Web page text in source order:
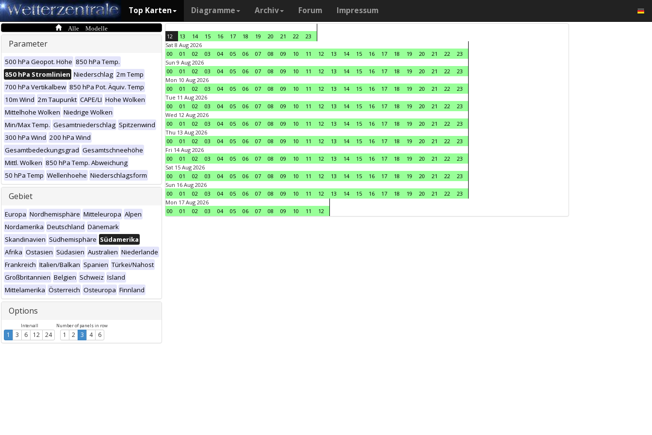
Top Karten Diagramme Archiv Forum Impressum
Alle Modelle
Parameter
500 hPa Geopot. Höhe 850 hPa Temp.
850 hPa Stromlinien Niederschlag 2m Temp
700 hPa Vertikalbew 850 hPa Pot. Äquiv. Temp
10m Wind 2m Taupunkt CAPE/LI Hohe Wolken
Mittelhohe Wolken Niedrige Wolken
Min/Max Temp. Gesamtniederschlag Spitzenwind
300 hPa Wind 200 hPa Wind
Gesamtbedeckungsgrad Gesamtschneehöhe
Mittl. Wolken 850 hPa Temp. Abweichung
50 hPa Temp Wellenhoehe Niederschlagsform
Gebiet
Europa Nordhemisphäre Mitteleuropa Alpen
Nordamerika Deutschland Dänemark
Skandinavien Südhemisphäre Südamerika
Afrika Ostasien Südasien Australien Niederlande
Frankreich Italien/Balkan Spanien Türkei/Nahost
Großbritannien Belgien Schweiz Island
Mittelamerika Österreich Osteuropa Finnland
Options
Intervall
1 3 6 12 24
Number of panels in row
1 2 3 4 6
12 13 14 15 16 17 18 19 20 21 22
23
Sat 8 Aug 2026
00
01 02 03 04 05 06 07 08 09 10 11 12 13 14 15 16 17 18 19 20 21 22
23
Sun 9 Aug 2026
00
01 02 03 04 05 06 07 08 09 10 11 12 13 14 15 16 17 18 19 20 21 22
23
Mon 10 Aug 2026
00
01 02 03 04 05 06 07 08 09 10 11 12 13 14 15 16 17 18 19 20 21 22
23
Tue 11 Aug 2026
00
01 02 03 04 05 06 07 08 09 10 11 12 13 14 15 16 17 18 19 20 21 22
23
Wed 12 Aug 2026
00
01 02 03 04 05 06 07 08 09 10 11 12 13 14 15 16 17 18 19 20 21 22
23
Thu 13 Aug 2026
00
01 02 03 04 05 06 07 08 09 10 11 12 13 14 15 16 17 18 19 20 21 22
23
Fri 14 Aug 2026
00
01 02 03 04 05 06 07 08 09 10 11 12 13 14 15 16 17 18 19 20 21 22
23
Sat 15 Aug 2026
00
01 02 03 04 05 06 07 08 09 10 11 12 13 14 15 16 17 18 19 20 21 22
23
Sun 16 Aug 2026
00
01 02 03 04 05 06 07 08 09 10 11 12 13 14 15 16 17 18 19 20 21 22
23
Mon 17 Aug 2026
00
01 02 03 04 05 06 07 08 09 10 11 12